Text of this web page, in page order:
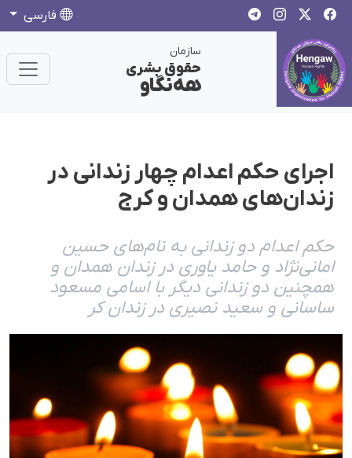
فارسی
سازمان
حقوق بشری
هەنگاو
اجرای حکم اعدام چهار زندانی در
زندان‌های همدان و کرج
حکم اعدام دو زندانی به نام‌های حسین
امانی‌نژاد و حامد یاوری در زندان همدان و
همچنین دو زندانی دیگر با اسامی مسعود
ساسانی و سعید نصیری در زندان کر